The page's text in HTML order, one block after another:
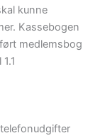
kunne
Kassebogen
medlemsbog